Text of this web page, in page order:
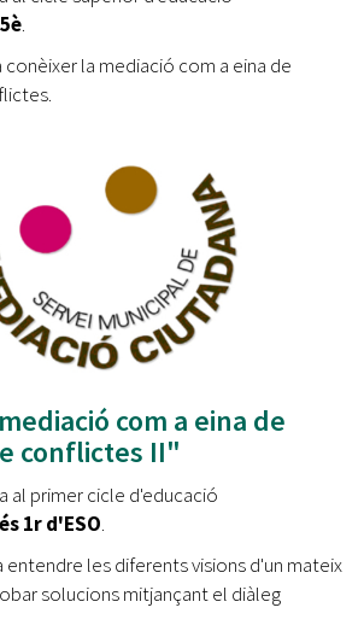
.
la mediació com a eina de
com a eina de
conflictes II"
al primer cicle d'educació
1r d'ESO.
entendre les diferents visions d'un mateix
solucions mitjançant el diàleg